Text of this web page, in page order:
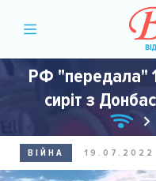
РФ "передала"
сиріт з
ВІЙНА 19.07.2022